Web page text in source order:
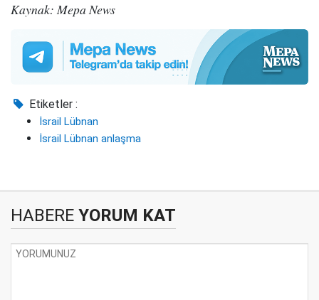
Kaynak: Mepa News
Etiketler :
İsrail Lübnan
İsrail Lübnan anlaşma
HABERE YORUM KAT